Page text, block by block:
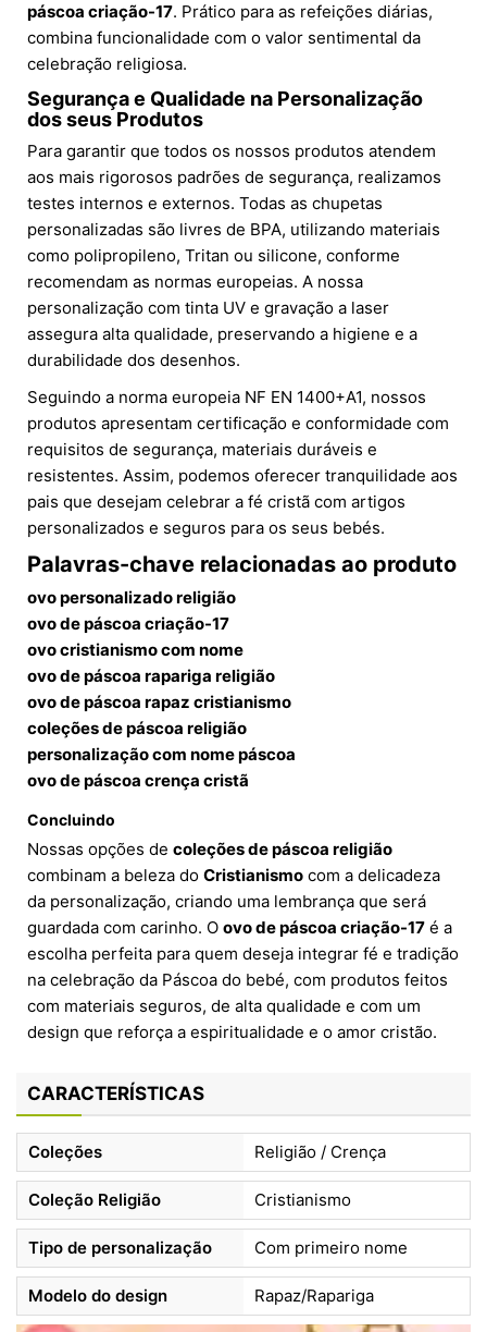
páscoa criação-17. Prático para as refeições diárias,
combina funcionalidade com o valor sentimental da
celebração religiosa.
Segurança e Qualidade na Personalização
dos seus Produtos
Para garantir que todos os nossos produtos atendem
aos mais rigorosos padrões de segurança, realizamos
testes internos e externos. Todas as chupetas
personalizadas são livres de BPA, utilizando materiais
como polipropileno, Tritan ou silicone, conforme
recomendam as normas europeias. A nossa
personalização com tinta UV e gravação a laser
assegura alta qualidade, preservando a higiene e a
durabilidade dos desenhos.
Seguindo a norma europeia NF EN 1400+A1, nossos
produtos apresentam certificação e conformidade com
requisitos de segurança, materiais duráveis e
resistentes. Assim, podemos oferecer tranquilidade aos
pais que desejam celebrar a fé cristã com artigos
personalizados e seguros para os seus bebés.
Palavras-chave relacionadas ao produto
ovo personalizado religião
ovo de páscoa criação-17
ovo cristianismo com nome
ovo de páscoa rapariga religião
ovo de páscoa rapaz cristianismo
coleções de páscoa religião
personalização com nome páscoa
ovo de páscoa crença cristã
Concluindo
Nossas opções de coleções de páscoa religião
combinam a beleza do Cristianismo com a delicadeza
da personalização, criando uma lembrança que será
guardada com carinho. O ovo de páscoa criação-17 é a
escolha perfeita para quem deseja integrar fé e tradição
na celebração da Páscoa do bebé, com produtos feitos
com materiais seguros, de alta qualidade e com um
design que reforça a espiritualidade e o amor cristão.
CARACTERÍSTICAS
Coleções Religião / Crença
Coleção Religião Cristianismo
Tipo de personalização Com primeiro nome
Modelo do design Rapaz/Rapariga